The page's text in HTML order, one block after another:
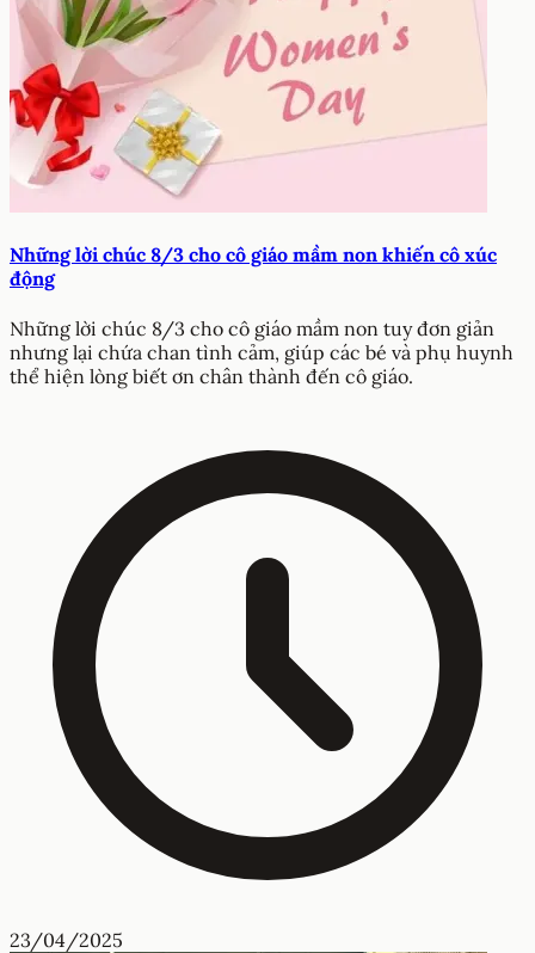
Những lời chúc 8/3 cho cô giáo mầm non khiến cô xúc
động
Những lời chúc 8/3 cho cô giáo mầm non tuy đơn giản
nhưng lại chứa chan tình cảm, giúp các bé và phụ huynh
thể hiện lòng biết ơn chân thành đến cô giáo.
23/04/2025